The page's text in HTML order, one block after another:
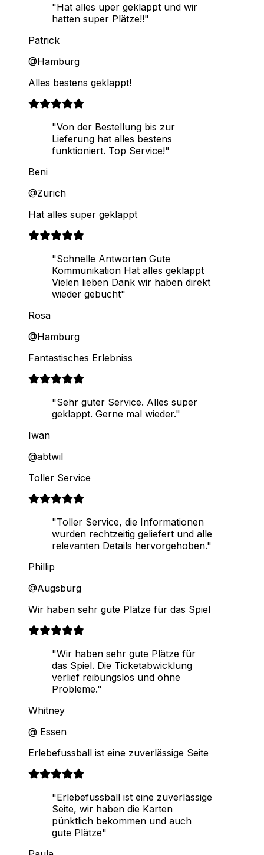
"Hat alles uper geklappt und wir
hatten super Plätze!!"
Patrick
@Hamburg
Alles bestens geklappt!
"Von der Bestellung bis zur
Lieferung hat alles bestens
funktioniert. Top Service!"
Beni
@Zürich
Hat alles super geklappt
"Schnelle Antworten Gute
Kommunikation Hat alles geklappt
Vielen lieben Dank wir haben direkt
wieder gebucht"
Rosa
@Hamburg
Fantastisches Erlebniss
"Sehr guter Service. Alles super
geklappt. Gerne mal wieder."
Iwan
@abtwil
Toller Service
"Toller Service, die Informationen
wurden rechtzeitig geliefert und alle
relevanten Details hervorgehoben."
Phillip
@Augsburg
Wir haben sehr gute Plätze für das Spiel
"Wir haben sehr gute Plätze für
das Spiel. Die Ticketabwicklung
verlief reibungslos und ohne
Probleme."
Whitney
@ Essen
Erlebefussball ist eine zuverlässige Seite
"Erlebefussball ist eine zuverlässige
Seite, wir haben die Karten
pünktlich bekommen und auch
gute Plätze"